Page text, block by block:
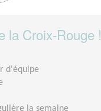
la Croix-Rouge !
d'équipe
la semaine